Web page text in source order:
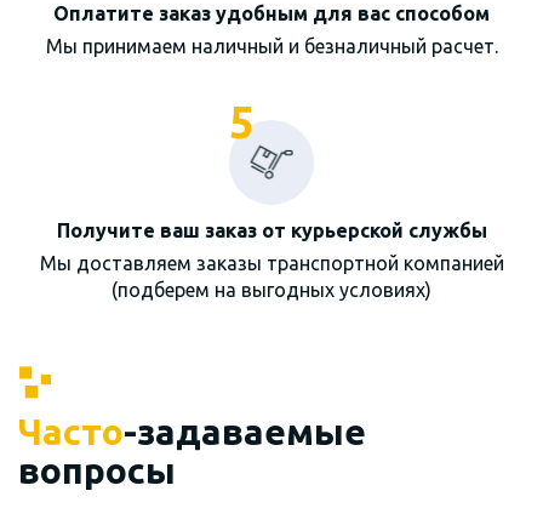
Оплатите заказ удобным для вас способом
Мы принимаем наличный и безналичный расчет.
5
Получите ваш заказ от курьерской службы
Мы доставляем заказы транспортной компанией
(подберем на выгодных условиях)
Часто-задаваемые
вопросы